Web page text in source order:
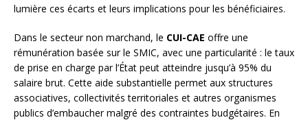
lumière ces écarts et leurs implications pour les bénéficiaires.
Dans le secteur non marchand, le CUI-CAE offre une
rémunération basée sur le SMIC, avec une particularité : le taux
de prise en charge par l’État peut atteindre jusqu’à 95% du
salaire brut. Cette aide substantielle permet aux structures
associatives, collectivités territoriales et autres organismes
publics d’embaucher malgré des contraintes budgétaires. En